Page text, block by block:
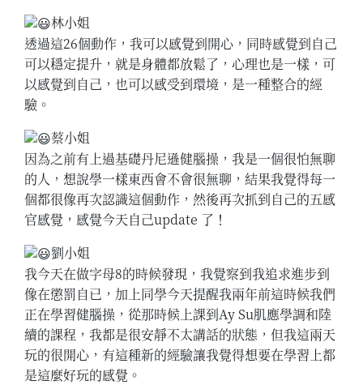
林小姐
透過這26個動作，我可以感覺到開心，同時感覺到自己
可以穩定提升，就是身體都放鬆了，心理也是一樣，可
以感覺到自己，也可以感受到環境，是一種整合的經
驗。
蔡小姐
因為之前有上過基礎丹尼遜健腦操，我是一個很怕無聊
的人，想說學一樣東西會不會很無聊，結果我覺得每一
個都很像再次認識這個動作，然後再次抓到自己的五感
官感覺，感覺今天自己update 了！
劉小姐
我今天在做字母8的時候發現，我覺察到我追求進步到
像在懲罰自已，加上同學今天提醒我兩年前這時候我們
正在學習健腦操，從那時候上課到Ay Su肌應學調和陸
續的課程，我都是很安靜不太講話的狀態，但我這兩天
玩的很開心，有這種新的經驗讓我覺得想要在學習上都
是這麼好玩的感覺。